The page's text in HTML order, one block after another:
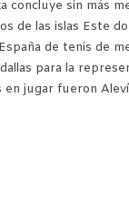
concluye sin más
domingo concluían los
de tenis de
para la
jugar fueron